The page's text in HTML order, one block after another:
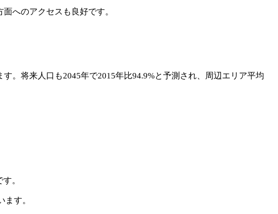
へのアクセスも良好です。
。将来人口も2045年で2015年比94.9%と予測され、周辺エリア平均
。
す。